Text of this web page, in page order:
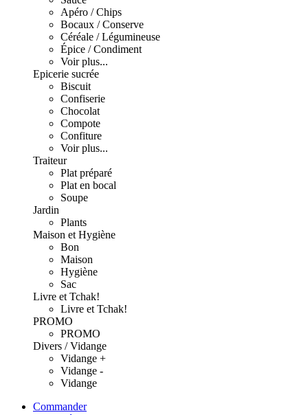
Apéro / Chips
Bocaux / Conserve
Céréale / Légumineuse
Épice / Condiment
Voir plus...
Epicerie sucrée
Biscuit
Confiserie
Chocolat
Compote
Confiture
Voir plus...
Traiteur
Plat préparé
Plat en bocal
Soupe
Jardin
Plants
Maison et Hygiène
Bon
Maison
Hygiène
Sac
Livre et Tchak!
Livre et Tchak!
PROMO
PROMO
Divers / Vidange
Vidange +
Vidange -
Vidange
Commander